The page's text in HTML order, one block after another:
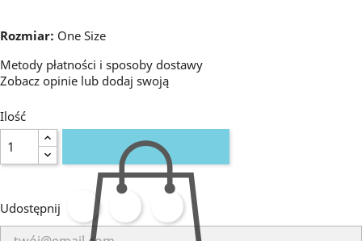
Rozmiar: One Size
Metody płatności i sposoby dostawy
Zobacz opinie lub dodaj swoją
Ilość
Udostępnij